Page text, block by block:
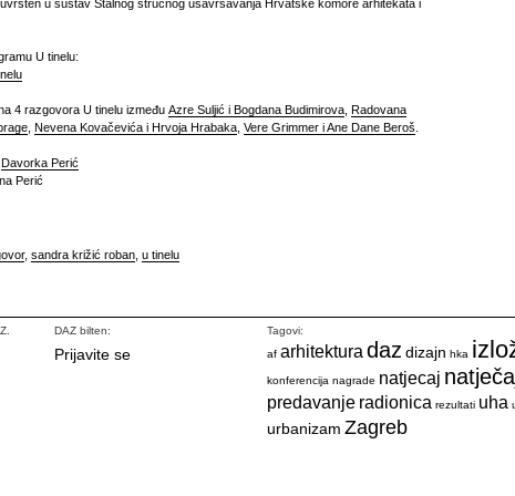
u sustav Stalnog stručnog usavršavanja Hrvatske komore arhitekata i
U tinelu:
4 razgovora U tinelu između Azre Suljić i Bogdana Budimirova Radovana
Nevena Kovačevića i Hrvoja Hrabaka Vere Grimmer i Ane Dane Beroš
Davorka Perić
Perić
, sandra križić roban u tinelu
DAZ bilten:
Prijavite se
Tagovi:
af arhitektura daz dizajn hka
konferencija nagrade natjecaj
predavanje radionica rezultati uha
urbanizam Zagreb